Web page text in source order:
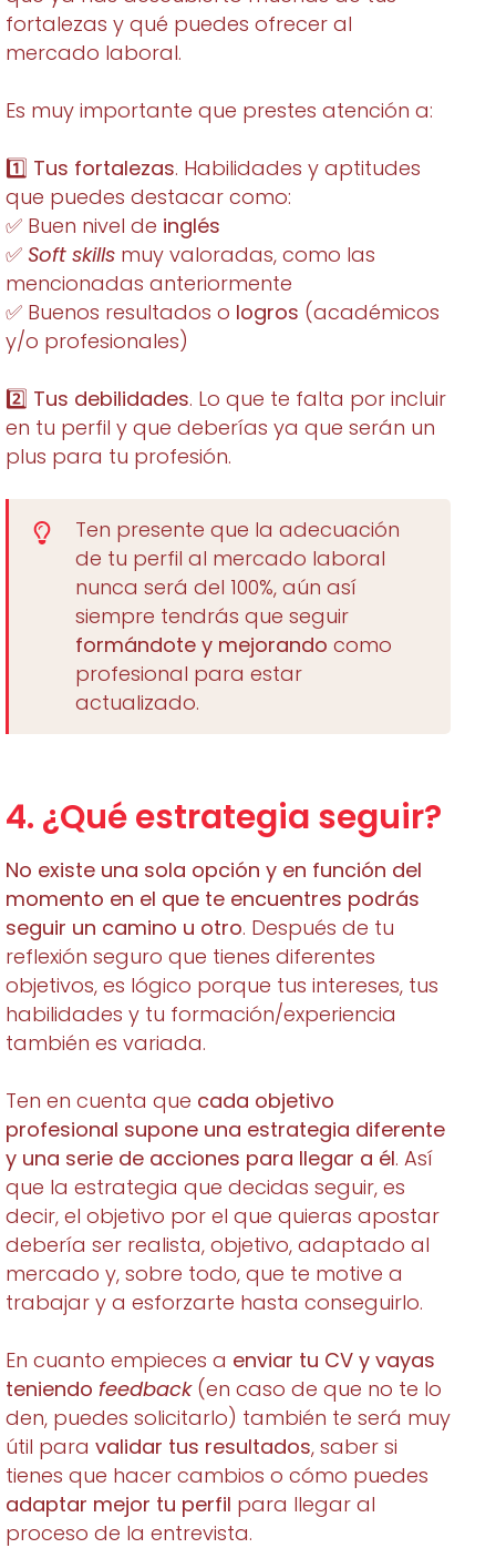
fortalezas y qué puedes ofrecer al
mercado laboral.
Es muy importante que prestes atención a:
1️⃣ Tus fortalezas. Habilidades y aptitudes
que puedes destacar como:
✅ Buen nivel de inglés
✅ Soft skills muy valoradas, como las
mencionadas anteriormente
✅ Buenos resultados o logros (académicos
y/o profesionales)
2️⃣ Tus debilidades. Lo que te falta por incluir
en tu perfil y que deberías ya que serán un
plus para tu profesión.
Ten presente que la adecuación
de tu perfil al mercado laboral
nunca será del 100%, aún así
siempre tendrás que seguir
formándote y mejorando como
profesional para estar
actualizado.
4. ¿Qué estrategia seguir?
No existe una sola opción y en función del
momento en el que te encuentres podrás
seguir un camino u otro. Después de tu
reflexión seguro que tienes diferentes
objetivos, es lógico porque tus intereses, tus
habilidades y tu formación/experiencia
también es variada.
Ten en cuenta que cada objetivo
profesional supone una estrategia diferente
y una serie de acciones para llegar a él. Así
que la estrategia que decidas seguir, es
decir, el objetivo por el que quieras apostar
debería ser realista, objetivo, adaptado al
mercado y, sobre todo, que te motive a
trabajar y a esforzarte hasta conseguirlo.
En cuanto empieces a enviar tu CV y vayas
teniendo feedback (en caso de que no te lo
den, puedes solicitarlo) también te será muy
útil para validar tus resultados, saber si
tienes que hacer cambios o cómo puedes
adaptar mejor tu perfil para llegar al
proceso de la entrevista.